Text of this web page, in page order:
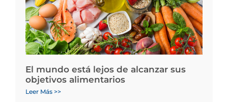
El mundo está lejos de alcanzar sus
objetivos alimentarios
Leer Más >>